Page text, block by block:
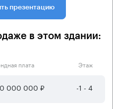
презентацию
в этом здании:
плата Этаж
000 000 ₽ -1 - 4